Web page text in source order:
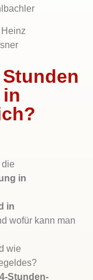
die
in
in
wofür kann man
wie
Stunden-